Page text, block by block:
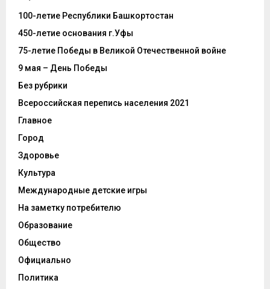
100-летие Республики Башкортостан
450-летие основания г.Уфы
75-летие Победы в Великой Отечественной войне
9 мая – День Победы
Без рубрики
Всероссийская перепись населения 2021
Главное
Город
Здоровье
Культура
Международные детские игры
На заметку потребителю
Образование
Общество
Официально
Политика